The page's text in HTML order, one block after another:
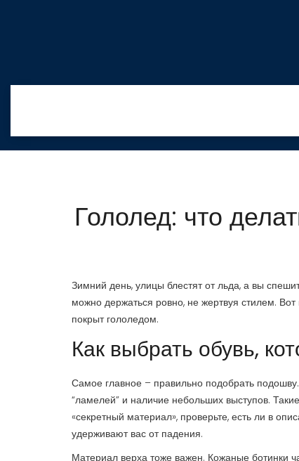
Гололед: что
Зимний день, улицы блестят от льда, а вы
можно держаться ровно, не жертвуя стилем.
покрыт гололедом.
Как выбрать обувь,
Самое главное – правильно подобрать
“ламелей” и наличие небольших выступов.
«секретный материал», проверьте, есть ли в
удерживают вас от падения.
Материал верха тоже важен. Кожаные ботинки